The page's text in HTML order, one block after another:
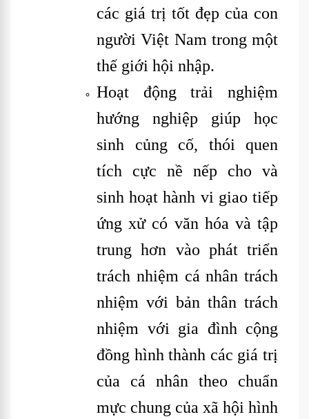
các giá trị tốt đẹp của con
người Việt Nam trong một
thế giới hội nhập.
Hoạt động trải nghiệm
hướng nghiệp giúp học
sinh củng cố, thói quen
tích cực nề nếp cho và
sinh hoạt hành vi giao tiếp
ứng xử có văn hóa và tập
trung hơn vào phát triển
trách nhiệm cá nhân trách
nhiệm với bản thân trách
nhiệm với gia đình cộng
đồng hình thành các giá trị
của cá nhân theo chuẩn
mực chung của xã hội hình